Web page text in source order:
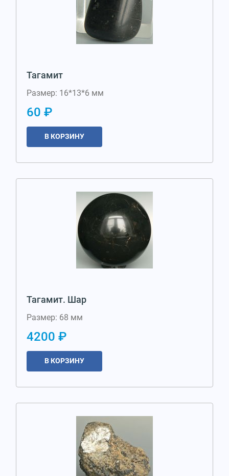
Тагамит
Размер: 16*13*6 мм
60 ₽
В КОРЗИНУ
Тагамит. Шар
Размер: 68 мм
4200 ₽
В КОРЗИНУ